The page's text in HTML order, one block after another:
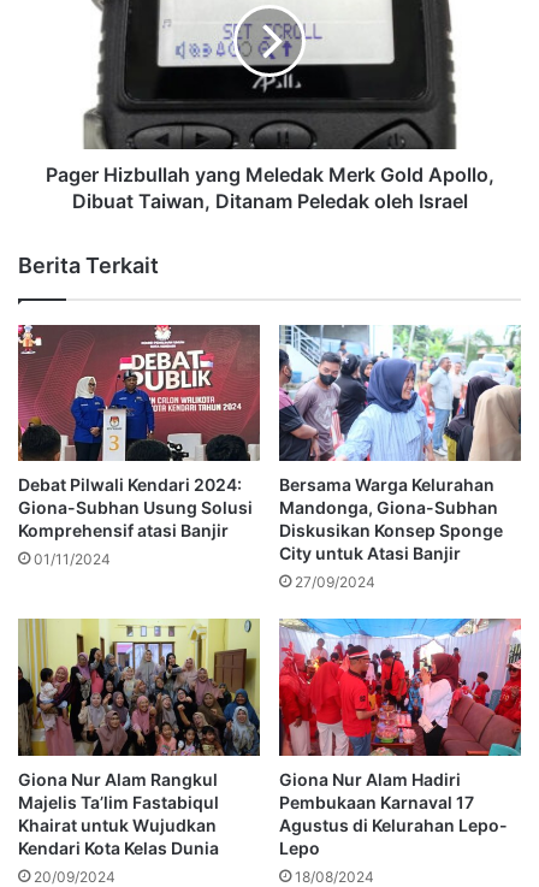
Pager Hizbullah yang Meledak Merk Gold Apollo,
Dibuat Taiwan, Ditanam Peledak oleh Israel
Berita Terkait
Debat Pilwali Kendari 2024:
Giona-Subhan Usung Solusi
Komprehensif atasi Banjir
01/11/2024
Bersama Warga Kelurahan
Mandonga, Giona-Subhan
Diskusikan Konsep Sponge
City untuk Atasi Banjir
27/09/2024
Giona Nur Alam Rangkul
Majelis Ta’lim Fastabiqul
Khairat untuk Wujudkan
Kendari Kota Kelas Dunia
20/09/2024
Giona Nur Alam Hadiri
Pembukaan Karnaval 17
Agustus di Kelurahan Lepo-
Lepo
18/08/2024